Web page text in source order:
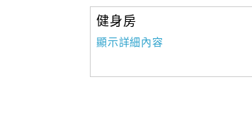
健身房
顯示詳細內容